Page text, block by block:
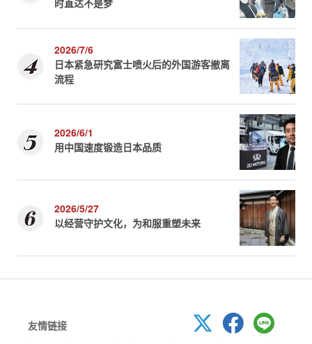
2026/7/6
日本紧急研究富士喷火后的外国游客撤离
流程
2026/6/1
用中国速度锻造日本品质
2026/5/27
以经营守护文化，为和服重塑未来
友情链接